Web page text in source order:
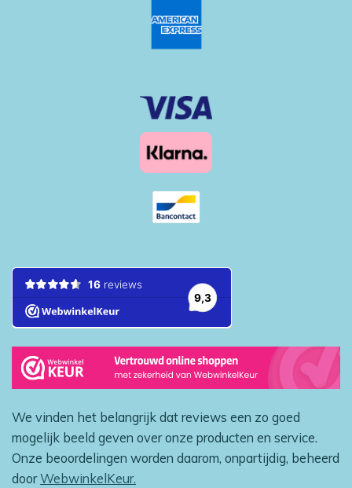
We vinden het belangrijk dat reviews een zo goed
mogelijk beeld geven over onze producten en service.
Onze beoordelingen worden daarom, onpartijdig, beheerd
doorWebwinkelKeur.